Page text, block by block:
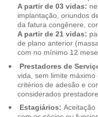
A partir de 03 vidas:
implantação, oriundos
da fatura congênere,
A partir de 21 vidas:
de plano anterior
com no mínimo 12
Prestadores de
vida, sem limite
critérios de adesão e
considerados
Estagiários: Aceitação